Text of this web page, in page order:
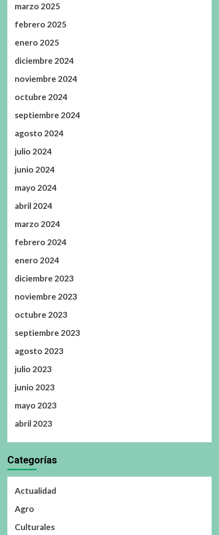
marzo 2025
febrero 2025
enero 2025
diciembre 2024
noviembre 2024
octubre 2024
septiembre 2024
agosto 2024
julio 2024
junio 2024
mayo 2024
abril 2024
marzo 2024
febrero 2024
enero 2024
diciembre 2023
noviembre 2023
octubre 2023
septiembre 2023
agosto 2023
julio 2023
junio 2023
mayo 2023
abril 2023
Categorías
Actualidad
Agro
Culturales